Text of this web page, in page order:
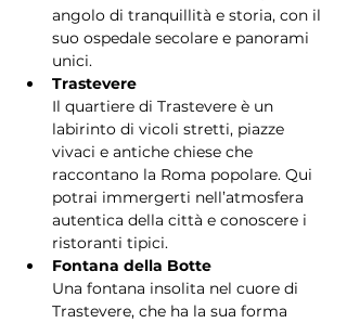
angolo di tranquillità e storia, con il
suo ospedale secolare e panorami
unici.
Trastevere
Il quartiere di Trastevere è un
labirinto di vicoli stretti, piazze
vivaci e antiche chiese che
raccontano la Roma popolare. Qui
potrai immergerti nell’atmosfera
autentica della città e conoscere i
ristoranti tipici.
Fontana della Botte
Una fontana insolita nel cuore di
Trastevere, che ha la sua forma